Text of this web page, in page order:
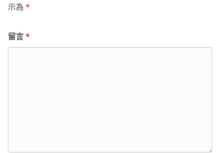
示為 *
留言*